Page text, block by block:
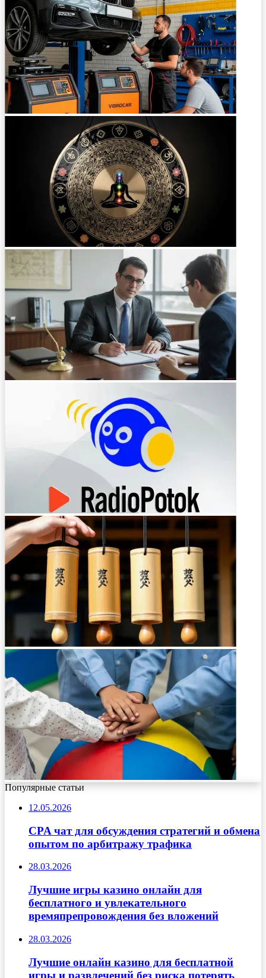
Популярные статьи
12.05.2026
CPA чат для обсуждения стратегий и обмена
опытом по арбитражу трафика
28.03.2026
Лучшие игры казино онлайн для
бесплатного и увлекательного
времяпрепровождения без вложений
28.03.2026
Лучшие онлайн казино для бесплатной
игры и развлечений без риска потерять